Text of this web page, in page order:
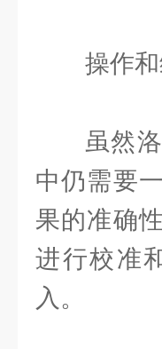
操作和
虽然
中仍需要
果的准确
进行校准
入。